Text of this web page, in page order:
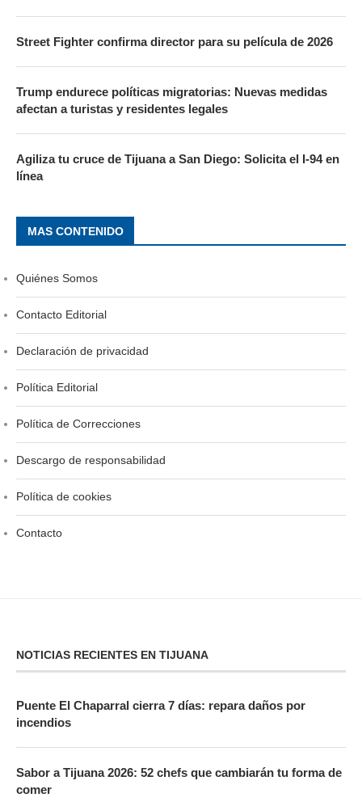
Street Fighter confirma director para su película de 2026
Trump endurece políticas migratorias: Nuevas medidas
afectan a turistas y residentes legales
Agiliza tu cruce de Tijuana a San Diego: Solicita el I-94 en
línea
MAS CONTENIDO
Quiénes Somos
Contacto Editorial
Declaración de privacidad
Política Editorial
Política de Correcciones
Descargo de responsabilidad
Política de cookies
Contacto
NOTICIAS RECIENTES EN TIJUANA
Puente El Chaparral cierra 7 días: repara daños por
incendios
Sabor a Tijuana 2026: 52 chefs que cambiarán tu forma de
comer